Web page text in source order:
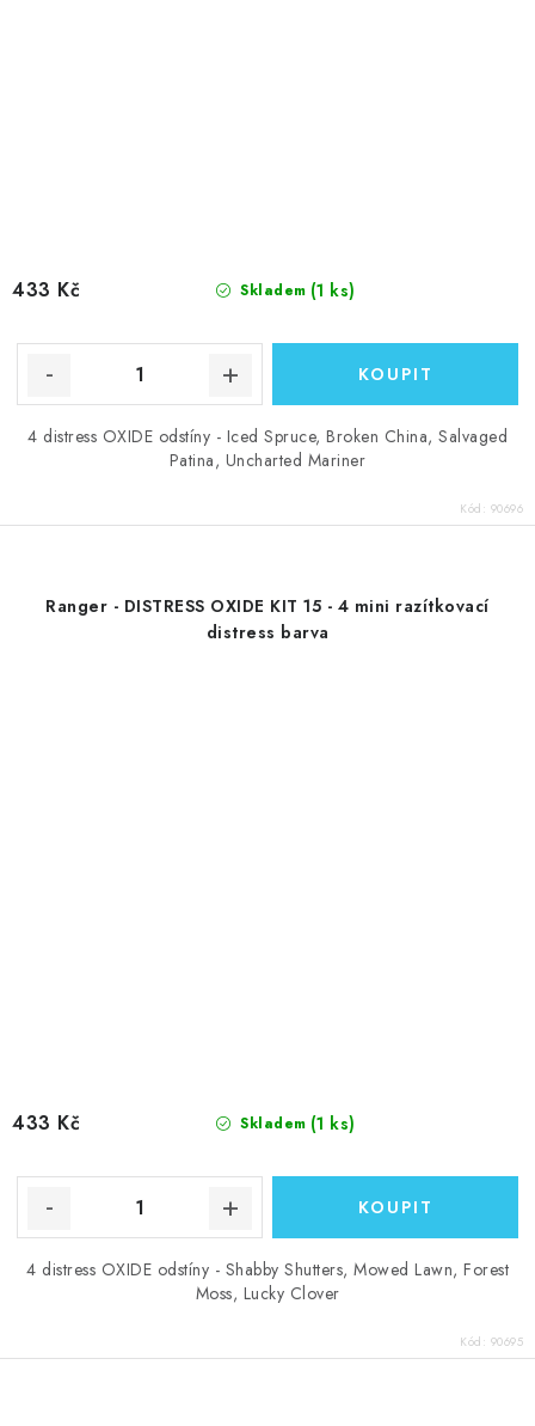
Skladem (1 ks)
433 Kč
4 distress OXIDE odstíny - Iced Spruce, Broken China, Salvaged
Patina, Uncharted Mariner
Kód: 90696
Ranger - DISTRESS OXIDE KIT 15 - 4 mini razítkovací
distress barva
Skladem (1 ks)
433 Kč
4 distress OXIDE odstíny - Shabby Shutters, Mowed Lawn, Forest
Moss, Lucky Clover
Kód: 90695